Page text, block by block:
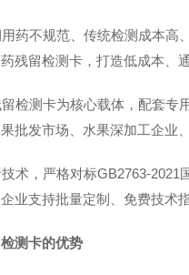
药不规范、传统检测成本
残留检测卡，打造低成本、
检测卡为核心载体，配套
批发市场、水果深加工企业
术，严格对标GB2763-2021
业支持批量定制、免费技术
测卡的优势